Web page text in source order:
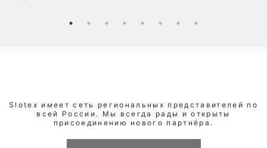
Slotex имеет сеть региональных представителей по
всей России. Мы всегда рады и открыты
присоединению нового партнёра.